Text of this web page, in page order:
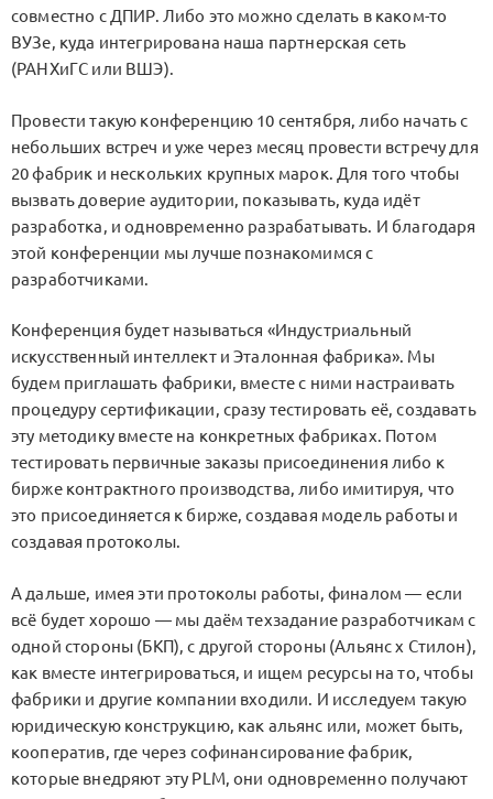
совместно с ДПИР. Либо это можно сделать в каком-то
ВУЗе, куда интегрирована наша партнерская сеть
(РАНХиГС или ВШЭ).
Провести такую конференцию 10 сентября, либо начать с
небольших встреч и уже через месяц провести встречу для
20 фабрик и нескольких крупных марок. Для того чтобы
вызвать доверие аудитории, показывать, куда идёт
разработка, и одновременно разрабатывать. И благодаря
этой конференции мы лучше познакомимся с
разработчиками.
Конференция будет называться «Индустриальный
искусственный интеллект и Эталонная фабрика». Мы
будем приглашать фабрики, вместе с ними настраивать
процедуру сертификации, сразу тестировать её, создавать
эту методику вместе на конкретных фабриках. Потом
тестировать первичные заказы присоединения либо к
бирже контрактного производства, либо имитируя, что
это присоединяется к бирже, создавая модель работы и
создавая протоколы.
А дальше, имея эти протоколы работы, финалом — если
всё будет хорошо — мы даём техзадание разработчикам с
одной стороны (БКП), с другой стороны (Альянс х Стилон),
как вместе интегрироваться, и ищем ресурсы на то, чтобы
фабрики и другие компании входили. И исследуем такую
юридическую конструкцию, как альянс или, может быть,
кооператив, где через софинансирование фабрик,
которые внедряют эту PLM, они одновременно получают